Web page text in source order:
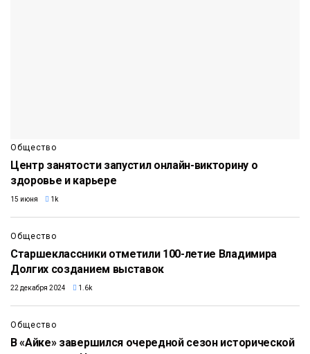
Общество
Центр занятости запустил онлайн-викторину о
здоровье и карьере
15 июня 1k
Общество
Старшеклассники отметили 100-летие Владимира
Долгих созданием выставок
22 декабря 2024 1.6k
Общество
В «Айке» завершился очередной сезон исторической